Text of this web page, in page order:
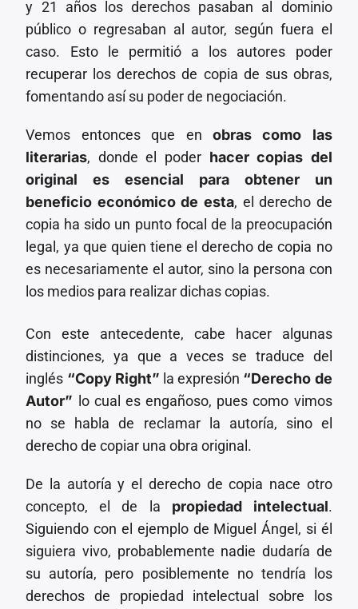
y 21 años los derechos pasaban al dominio
público o regresaban al autor, según fuera el
caso. Esto le permitió a los autores poder
recuperar los derechos de copia de sus obras,
fomentando así su poder de negociación.
Vemos entonces que en obras como las
literarias, donde el poder hacer copias del
original es esencial para obtener un
beneficio económico de esta, el derecho de
copia ha sido un punto focal de la preocupación
legal, ya que quien tiene el derecho de copia no
es necesariamente el autor, sino la persona con
los medios para realizar dichas copias.
Con este antecedente, cabe hacer algunas
distinciones, ya que a veces se traduce del
inglés “Copy Right” la expresión “Derecho de
Autor” lo cual es engañoso, pues como vimos
no se habla de reclamar la autoría, sino el
derecho de copiar una obra original.
De la autoría y el derecho de copia nace otro
concepto, el de la propiedad intelectual.
Siguiendo con el ejemplo de Miguel Ángel, si él
siguiera vivo, probablemente nadie dudaría de
su autoría, pero posiblemente no tendría los
derechos de propiedad intelectual sobre los